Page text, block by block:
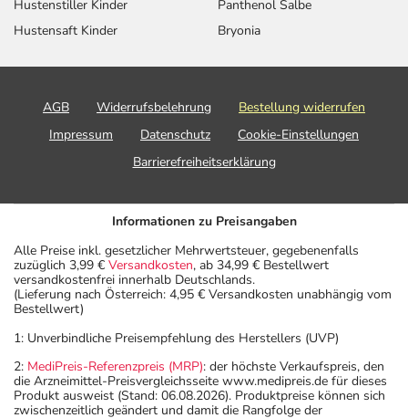
Hustenstiller Kinder
Hustensaft Kinder
Panthenol Salbe
Bryonia
AGB Widerrufsbelehrung
Bestellung widerrufen
Impressum
Datenschutz
Cookie-Einstellungen
Barrierefreiheitserklärung
Informationen zu Preisangaben
Alle Preise inkl. gesetzlicher Mehrwertsteuer, gegebenenfalls
zuzüglich 3,99 € Versandkosten, ab 34,99 € Bestellwert
versandkostenfrei innerhalb Deutschlands.
(Lieferung nach Österreich: 4,95 € Versandkosten unabhängig vom
Bestellwert)
1: Unverbindliche Preisempfehlung des Herstellers (UVP)
2: MediPreis-Referenzpreis (MRP): der höchste Verkaufspreis, den
die Arzneimittel-Preisvergleichsseite www.medipreis.de für dieses
Produkt ausweist (Stand: 06.08.2026). Produktpreise können sich
zwischenzeitlich geändert und damit die Rangfolge der